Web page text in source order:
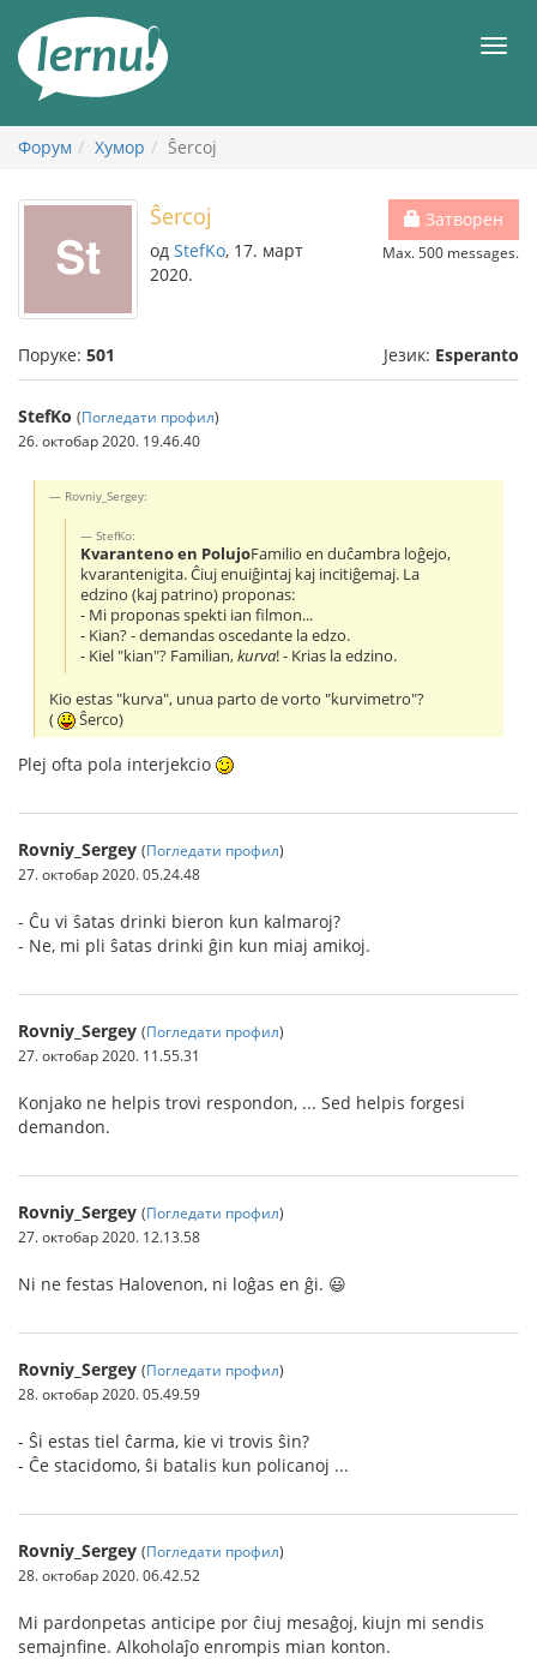
садржају
Форум Хумор Ŝercoj
Затворен
Max. 500 messages.
Ŝercoj
од StefKo, 17. март
2020.
Поруке: 501 Језик: Esperanto
StefKo (Погледати профил)
26. октобар 2020. 19.46.40
Rovniy_Sergey:
StefKo:
Kvaranteno en PolujoFamilio en duĉambra loĝejo,
kvarantenigita. Ĉiuj enuiĝintaj kaj incitiĝemaj. La
edzino (kaj patrino) proponas:
- Mi proponas spekti ian filmon...
- Kian? - demandas oscedante la edzo.
- Kiel "kian"? Familian,kurva! - Krias la edzino.
Kio estas "kurva", unua parto de vorto "kurvimetro"?
(
Ŝerco)
Plej ofta pola interjekcio
Rovniy_Sergey (Погледати профил)
27. октобар 2020. 05.24.48
- Ĉu vi ŝatas drinki bieron kun kalmaroj?
- Ne, mi pli ŝatas drinki ĝin kun miaj amikoj.
Rovniy_Sergey (Погледати профил)
27. октобар 2020. 11.55.31
Konjako ne helpis trovi respondon, ... Sed helpis forgesi
demandon.
Rovniy_Sergey (Погледати профил)
27. октобар 2020. 12.13.58
Ni ne festas Halovenon, ni loĝas en ĝi. 😃
Rovniy_Sergey (Погледати профил)
28. октобар 2020. 05.49.59
- Ŝi estas tiel ĉarma, kie vi trovis ŝin?
- Ĉe stacidomo, ŝi batalis kun policanoj ...
Rovniy_Sergey (Погледати профил)
28. октобар 2020. 06.42.52
Mi pardonpetas anticipe por ĉiuj mesaĝoj, kiujn mi sendis
semajnfine. Alkoholaĵo enrompis mian konton.